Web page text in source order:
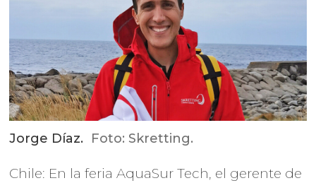
Jorge Díaz. Foto: Skretting.
Chile: En la feria AquaSur Tech, el gerente de